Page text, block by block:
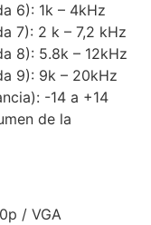
6): 1k – 4kHz
7): 2 k – 7,2 kHz
8): 5.8k – 12kHz
9): 9k – 20kHz
-14 a +14
de la
/ VGA